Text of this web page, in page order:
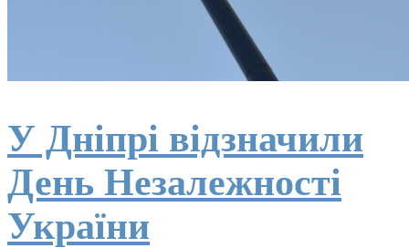
У Дніпрі відзначили
День Незалежності
України